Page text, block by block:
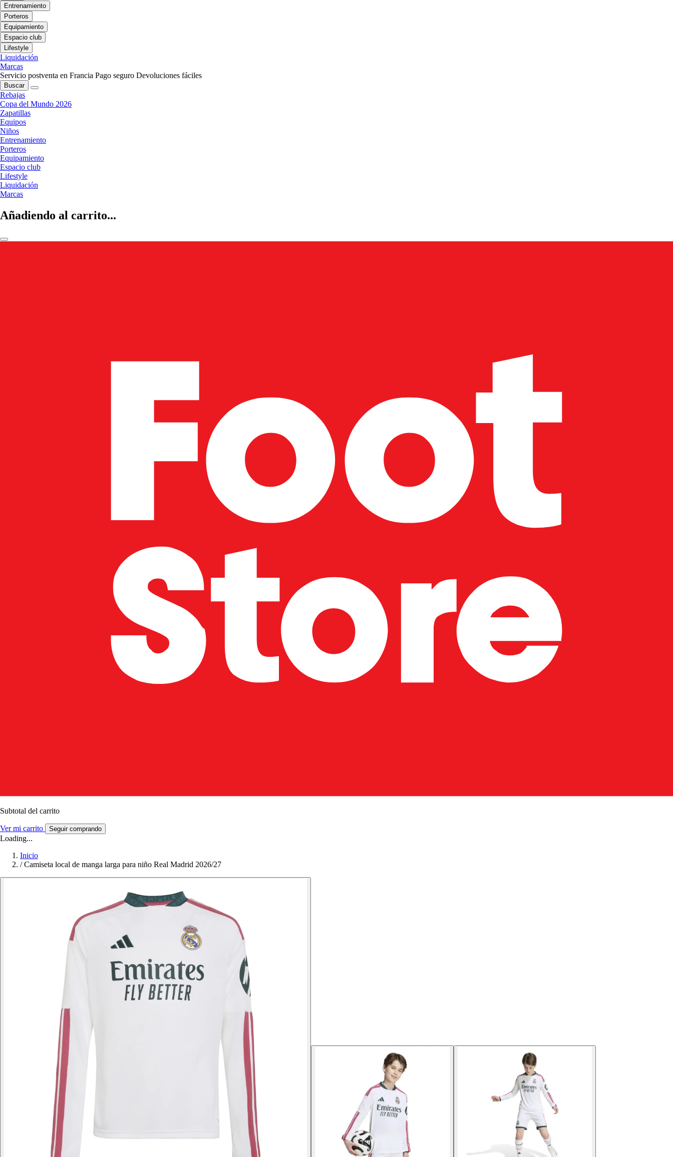
Entrenamiento
Porteros
Equipamiento
Espacio club
Lifestyle
Liquidación
Marcas
Servicio postventa en Francia Pago seguro Devoluciones fáciles
Buscar
Rebajas
Copa del Mundo 2026
Zapatillas
Equipos
Niños
Entrenamiento
Porteros
Equipamiento
Espacio club
Lifestyle
Liquidación
Marcas
Añadiendo al carrito...
Subtotal del carrito
Ver mi carrito Seguir comprando
Loading...
Inicio
/ Camiseta local de manga larga para niño Real Madrid 2026/27